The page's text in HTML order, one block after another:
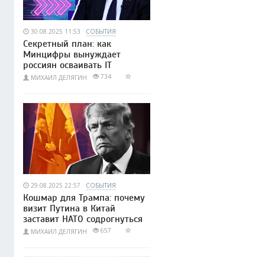
30.08.2025 11:53 СОБЫТИЯ
Секретный план: как
Минцифры вынуждает
россиян осваивать IT
МИХАИЛ ДЕЛЯГИН 734
29.08.2025 22:57 СОБЫТИЯ
Кошмар для Трампа: почему
визит Путина в Китай
заставит НАТО содрогнуться
МИХАИЛ ДЕЛЯГИН 657